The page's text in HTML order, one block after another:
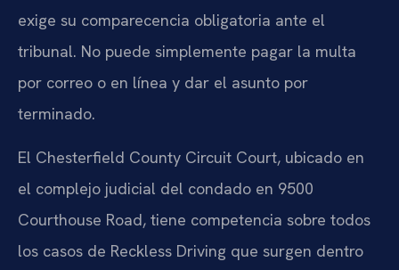
exige su comparecencia obligatoria ante el
tribunal. No puede simplemente pagar la multa
por correo o en línea y dar el asunto por
terminado.
El Chesterfield County Circuit Court, ubicado en
el complejo judicial del condado en 9500
Courthouse Road, tiene competencia sobre todos
los casos de Reckless Driving que surgen dentro